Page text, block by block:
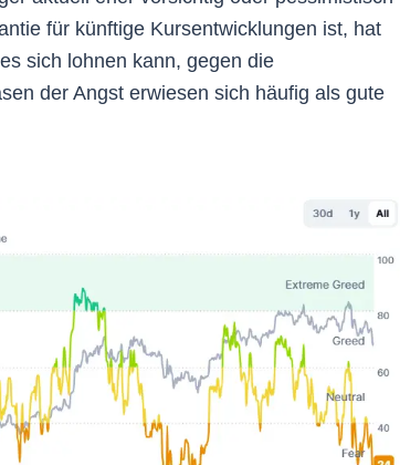
für künftige Kursentwicklungen ist, hat
sich lohnen kann, gegen die
der Angst erwiesen sich häufig als gute